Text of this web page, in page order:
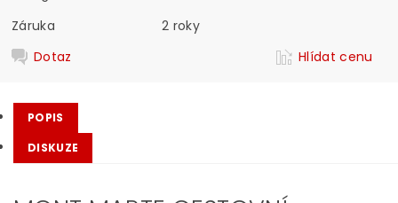
Záruka
2 roky
Dotaz
Hlídat cenu
POPIS
DISKUZE